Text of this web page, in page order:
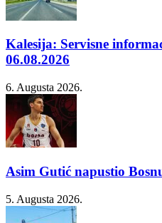
Kalesija: Servisne
06.08.2026
6. Augusta 2026.
Asim Gutić napustio
5. Augusta 2026.